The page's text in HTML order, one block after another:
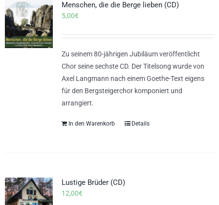
Menschen, die die Berge lieben (CD)
5,00€
Zu seinem 80-jährigen Jubiläum veröffentlicht
Chor seine sechste CD. Der Titelsong wurde von
Axel Langmann nach einem Goethe-Text eigens
für den Bergsteigerchor komponiert und
arrangiert.
In den Warenkorb Details
Lustige Brüder (CD)
12,00€